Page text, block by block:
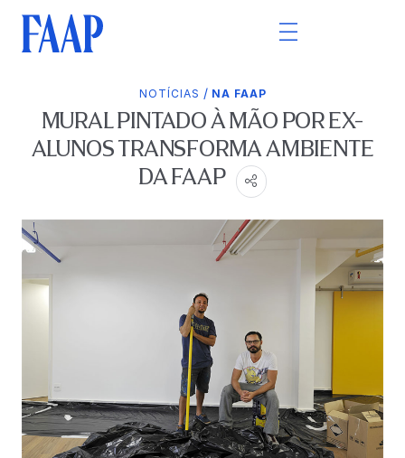
NOTÍCIAS / NA FAAP
MURAL PINTADO À MÃO POR EX-
ALUNOS TRANSFORMA AMBIENTE
DA FAAP